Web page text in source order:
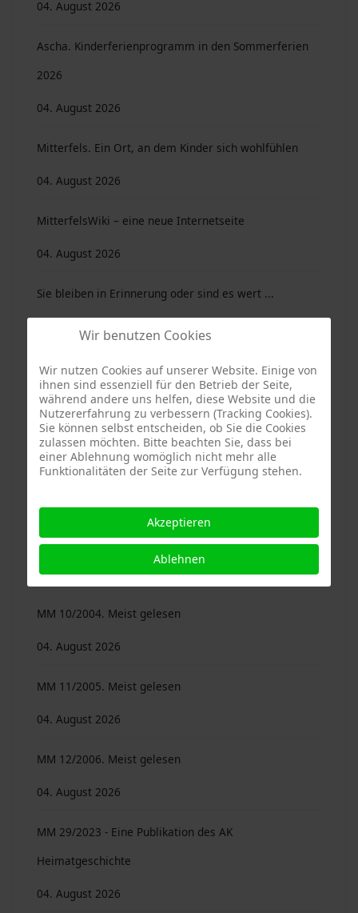
04. August 2026
Ascha. Kinderferienprogramm in den Sommerferien
2026
04. August 2026
Mitterfels. Ein Ort, an dem Kinder sich wohlfühlen
04. August 2026
MitterfelsWiki – eine neue Internetseite
04. August 2026
Sie bleiben in Erinnerung oder sind es wert ...
Mitterfelser Magazin 16/2010. 40 Beiträge von 25
Autoren …
04. August 2026
16 Bände des Mitterfelser Magazins sind digitalisiert
MM 09/2003. Meist gelesen
04. August 2026
MM 10/2004. Meist gelesen
04. August 2026
MM 11/2005. Meist gelesen
04. August 2026
MM 12/2006. Meist gelesen
04. August 2026
MM 29/2023 - Eine Publikation des AK
Heimatgeschichte
04. August 2026
Wir benutzen Cookies
Wir nutzen Cookies auf unserer Website. Einige von
ihnen sind essenziell für den Betrieb der Seite,
während andere uns helfen, diese Website und die
Nutzererfahrung zu verbessern (Tracking Cookies).
Sie können selbst entscheiden, ob Sie die Cookies
zulassen möchten. Bitte beachten Sie, dass bei
einer Ablehnung womöglich nicht mehr alle
Funktionalitäten der Seite zur Verfügung stehen.
Akzeptieren
Ablehnen